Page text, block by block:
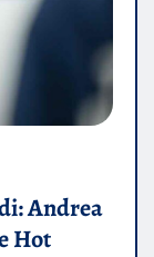
Andrea
Hot